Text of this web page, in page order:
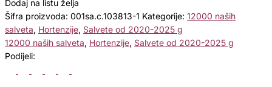
Dodaj na listu želja
Šifra proizvoda: 001sa.c.103813-1 Kategorije: 12000 naših
salveta, Hortenzije, Salvete od 2020-2025 g
12000 naših salveta, Hortenzije, Salvete od 2020-2025 g
Podijeli: